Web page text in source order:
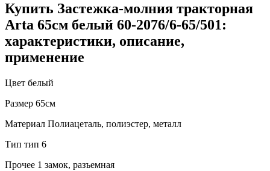
Купить Застежка-молния тракторная
Arta 65см белый 60-2076/6-65/501:
характеристики, описание,
применение
Цвет белый
Размер 65см
Материал Полиацеталь, полиэстер, металл
Тип тип 6
Прочее 1 замок, разъемная